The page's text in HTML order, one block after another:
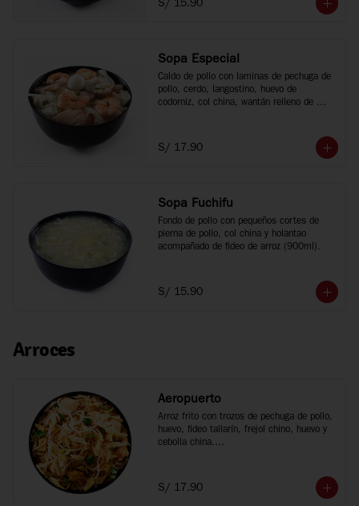
S/ 15.90
Sopa Especial
Caldo de pollo con laminas de pechuga de
pollo, cerdo, langostino, huevo de
codorniz, col china, wantán relleno de
S/ 17.90
Sopa Fuchifu
Fondo de pollo con pequeños cortes de
pierna de pollo, col china y holantao
acompañado de fideo de arroz (900ml).
S/ 15.90
Arroces
Aeropuerto
Arroz frito con trozos de pechuga de pollo,
huevo, fideo tallarín, frejol chino, huevo y
cebolla china.
*Fotos referenciales
S/ 17.90